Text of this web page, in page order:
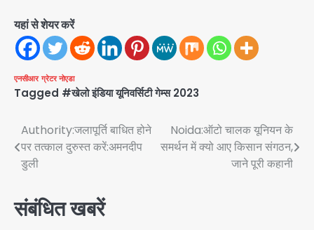
यहां से शेयर करें
एनसीआर ग्रेटर नोएडा
Tagged #खेलो इंडिया यूनिवर्सिटी गेम्स 2023
Post
navigation
Authority:जलापूर्ति बाधित होने
पर तत्काल दुरुस्त करें:अमनदीप
डुली
Noida:ऑटो चालक यूनियन के
समर्थन में क्यो आए किसान संगठन,
जाने पूरी कहानी
संबंधित खबरें